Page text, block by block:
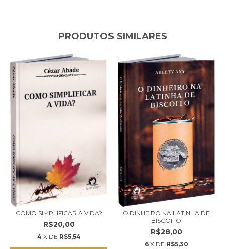
PRODUTOS SIMILARES
COMO SIMPLIFICAR A VIDA?
R$20,00
4 X DE R$5,54
O DINHEIRO NA LATINHA DE
BISCOITO
R$28,00
6 X DE R$5,30